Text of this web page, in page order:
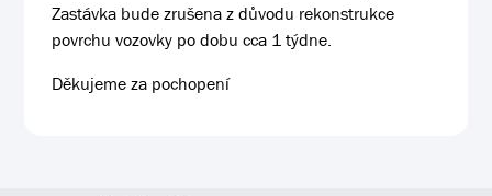
Zastávka bude zrušena z důvodu rekonstrukce
povrchu vozovky po dobu cca 1 týdne.
Děkujeme za pochopení